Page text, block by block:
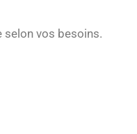
selon vos besoins.